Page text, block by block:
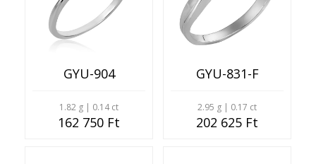
GYU-904
1.82 g | 0.14 ct
162 750 Ft
GYU-831-F
2.95 g | 0.17 ct
202 625 Ft